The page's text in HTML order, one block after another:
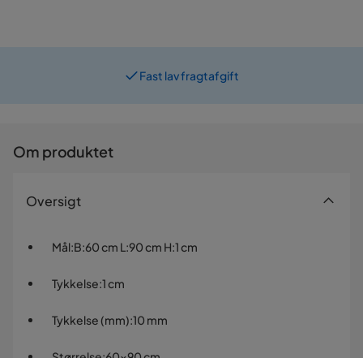
Fast lav fragtafgift
Om produktet
Oversigt
Mål:B:60 cm L:90 cm H:1 cm
Tykkelse:1 cm
Tykkelse (mm):10 mm